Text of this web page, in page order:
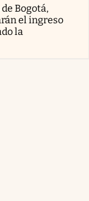
Bogotá,
el ingreso
la